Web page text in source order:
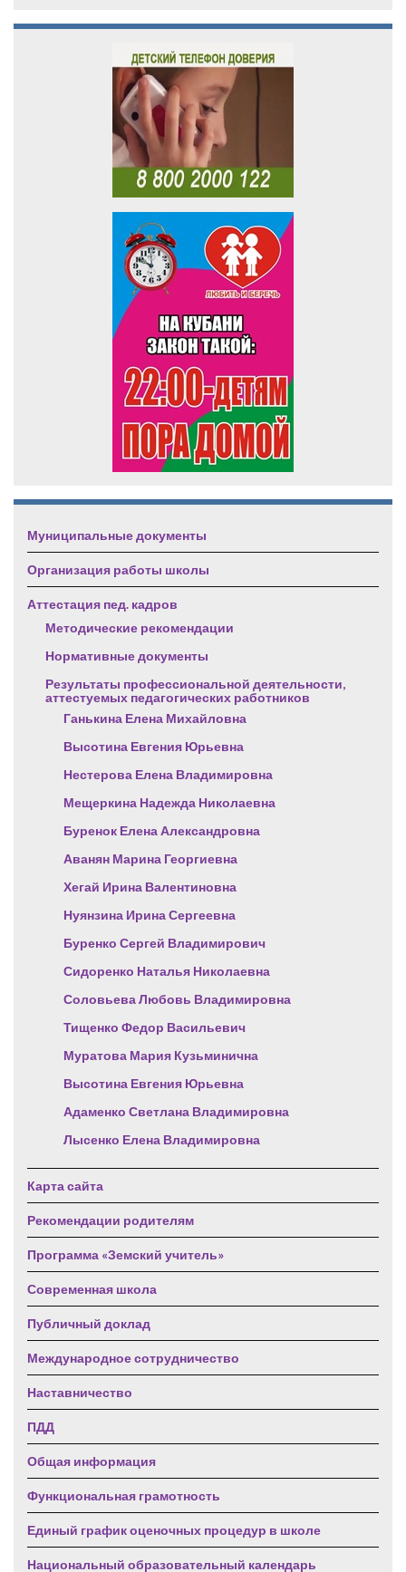
Муниципальные документы
Организация работы школы
Аттестация пед. кадров
Методические рекомендации
Нормативные документы
Результаты профессиональной деятельности,
аттестуемых педагогических работников
Ганькина Елена Михайловна
Высотина Евгения Юрьевна
Нестерова Елена Владимировна
Мещеркина Надежда Николаевна
Буренок Елена Александровна
Аванян Марина Георгиевна
Хегай Ирина Валентиновна
Нуянзина Ирина Сергеевна
Буренко Сергей Владимирович
Сидоренко Наталья Николаевна
Соловьева Любовь Владимировна
Тищенко Федор Васильевич
Муратова Мария Кузьминична
Высотина Евгения Юрьевна
Адаменко Светлана Владимировна
Лысенко Елена Владимировна
Карта сайта
Рекомендации родителям
Программа «Земский учитель»
Современная школа
Публичный доклад
Международное сотрудничество
Наставничество
ПДД
Общая информация
Функциональная грамотность
Единый график оценочных процедур в школе
Национальный образовательный календарь